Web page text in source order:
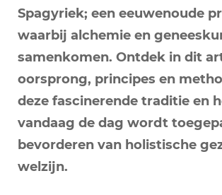
Spagyriek; een eeuwenoude
waarbij alchemie en
samenkomen. Ontdek in dit
oorsprong, principes en
deze fascinerende traditie en
vandaag de dag wordt
bevorderen van holistische
welzijn.